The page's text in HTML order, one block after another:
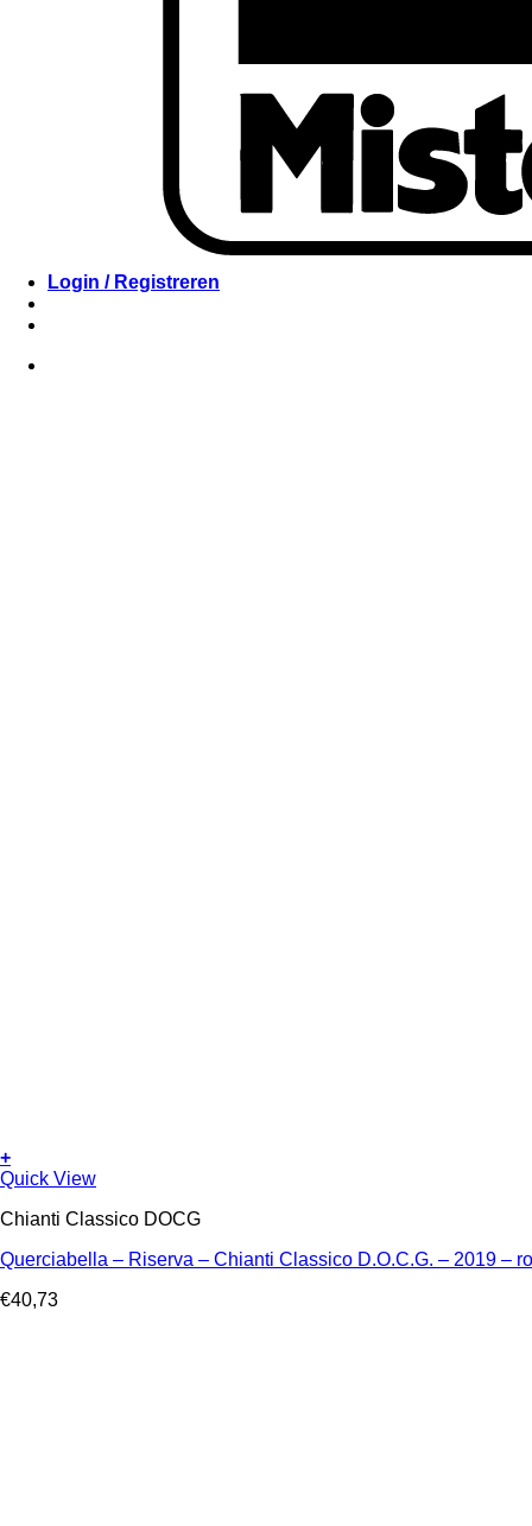
Login / Registreren
+
Quick View
Chianti Classico DOCG
Querciabella – Riserva – Chianti Classico D.O.C.G. – 2019 –
€40,73